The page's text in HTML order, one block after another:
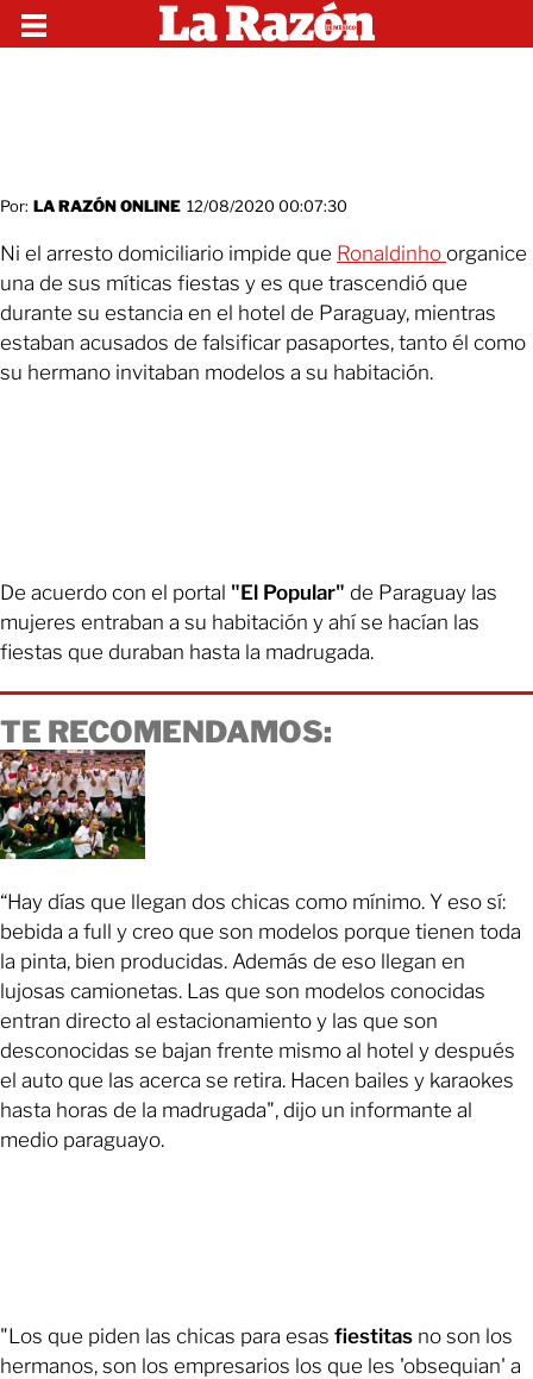
Por: LA RAZÓN ONLINE 12/08/2020 00:07:30
Ni el arresto domiciliario impide que Ronaldinho organice
una de sus míticas fiestas y es que trascendió que
durante su estancia en el hotel de Paraguay, mientras
estaban acusados de falsificar pasaportes, tanto él como
su hermano invitaban modelos a su habitación.
De acuerdo con el portal "El Popular" de Paraguay las
mujeres entraban a su habitación y ahí se hacían las
fiestas que duraban hasta la madrugada.
TE RECOMENDAMOS:
“Hay días que llegan dos chicas como mínimo. Y eso sí:
bebida a full y creo que son modelos porque tienen toda
la pinta, bien producidas. Además de eso llegan en
lujosas camionetas. Las que son modelos conocidas
entran directo al estacionamiento y las que son
desconocidas se bajan frente mismo al hotel y después
el auto que las acerca se retira. Hacen bailes y karaokes
hasta horas de la madrugada", dijo un informante al
medio paraguayo.
"Los que piden las chicas para esas fiestitas no son los
hermanos, son los empresarios los que les 'obsequian' a